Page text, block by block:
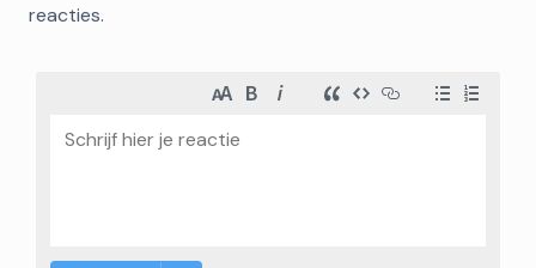
reacties.